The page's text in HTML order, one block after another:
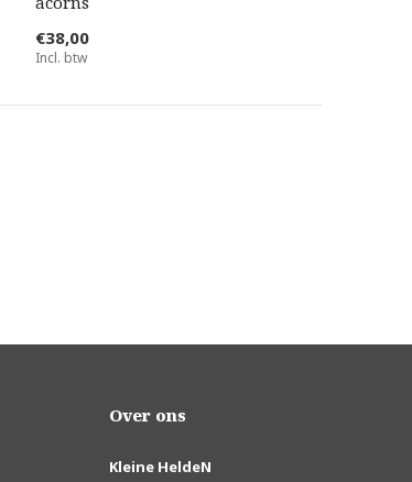
€38,00
Incl. btw
Over ons
Kleine HeldeN